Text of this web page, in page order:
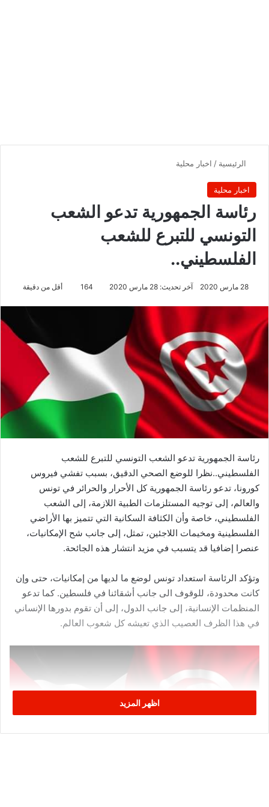
الرئيسية / اخبار محلية
اخبار محلية
رئاسة الجمهورية تدعو الشعب
التونسي للتبرع للشعب
الفلسطيني..
28 مارس 2020 آخر تحديث: 28 مارس 2020 164 أقل من دقيقة
رئاسة الجمهورية تدعو الشعب التونسي للتبرع للشعب
الفلسطيني..نظرا للوضع الصحي الدقيق، بسبب تفشي فيروس
كورونا، تدعو رئاسة الجمهورية كل الأحرار والحرائر في تونس
والعالم، إلى توجيه المستلزمات الطبية اللازمة، إلى الشعب
الفلسطيني، خاصة وأن الكثافة السكانية التي تتميز بها الأراضي
الفلسطينية ومخيمات اللاجئين، تمثل، إلى جانب شح الإمكانيات،
عنصرا إضافيا قد يتسبب في مزيد انتشار هذه الجائحة.
وتؤكد الرئاسة استعداد تونس لوضع ما لديها من إمكانيات، حتى وإن
كانت محدودة، للوقوف الى جانب أشقائنا في فلسطين. كما تدعو
المنظمات الإنسانية، إلى جانب الدول، إلى أن تقوم بدورها الإنساني
في هذا الظرف العصيب الذي تعيشه كل شعوب العالم.
اظهر المزيد